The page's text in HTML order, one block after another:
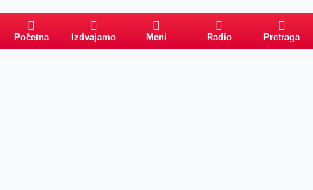
Početna Izdvajamo Meni Radio Pretraga